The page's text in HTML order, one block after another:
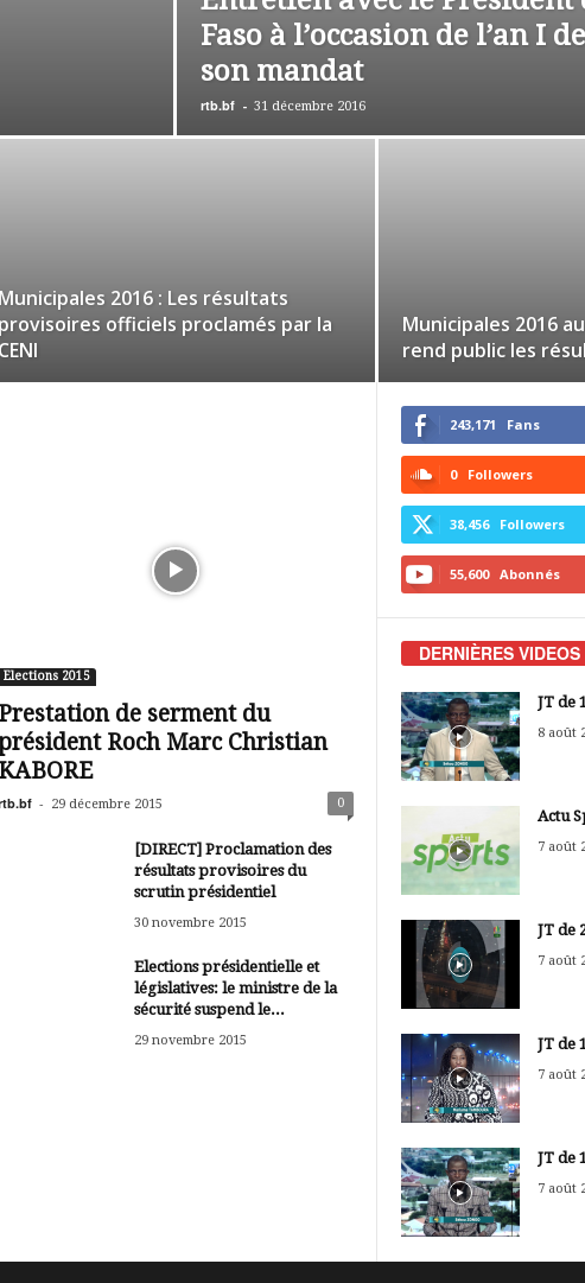
Faso à l’occasion de l’an I de
son mandat
rtb.bf - 31 décembre 2016
Municipales 2016 : Les résultats
provisoires officiels proclamés par la
CENI
Municipales 2016
rend public les
Elections 2015
Prestation de serment du
Roch Marc Christian
KABORE
- 29 décembre 2015 0
[DIRECT] Proclamation des
résultats provisoires du
scrutin présidentiel
30 novembre 2015
Elections présidentielle et
législatives: le ministre de la
sécurité suspend le...
29 novembre 2015
243,171 Fans
0 Followers
38,456 Followers
55,600 Abonnés
DERNIÈRES VIDEOS
JT de
8 août
Actu
7 août
JT de
7 août
JT de
7 août
JT de
7 août